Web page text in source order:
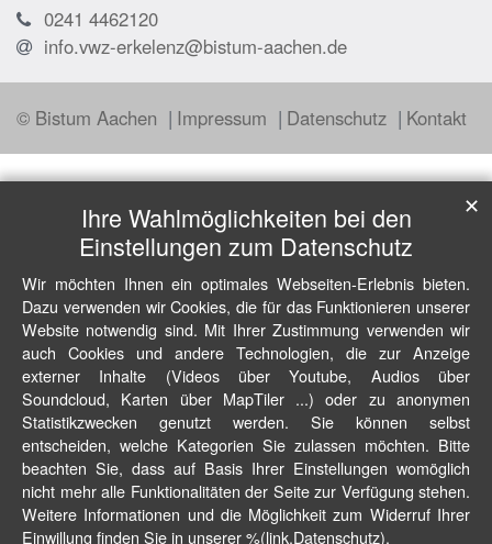
0241 4462120
info.vwz-erkelenz@bistum-aachen.de
© Bistum Aachen Impressum Datenschutz Kontakt
Ihre Wahlmöglichkeiten bei den
Einstellungen zum Datenschutz
Wir möchten Ihnen ein optimales Webseiten-Erlebnis bieten.
Dazu verwenden wir Cookies, die für das Funktionieren unserer
Website notwendig sind. Mit Ihrer Zustimmung verwenden wir
auch Cookies und andere Technologien, die zur Anzeige
externer Inhalte (Videos über Youtube, Audios über
Soundcloud, Karten über MapTiler ...) oder zu anonymen
Statistikzwecken genutzt werden. Sie können selbst
entscheiden, welche Kategorien Sie zulassen möchten. Bitte
beachten Sie, dass auf Basis Ihrer Einstellungen womöglich
nicht mehr alle Funktionalitäten der Seite zur Verfügung stehen.
Weitere Informationen und die Möglichkeit zum Widerruf Ihrer
Einwillung finden Sie in unserer %(link.Datenschutz).
✕